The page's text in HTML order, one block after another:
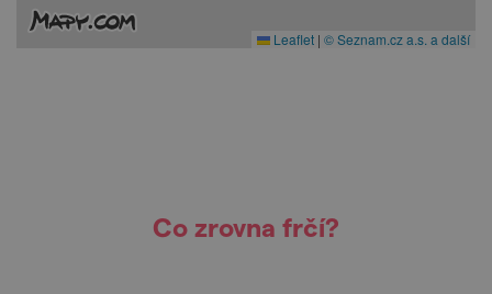
Leaflet | © Seznam.cz a.s. a další
Co zrovna frčí?